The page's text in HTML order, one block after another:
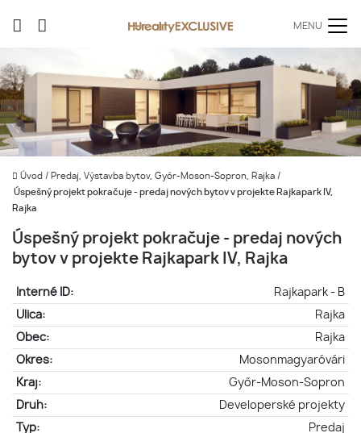
MENU
Úvod / Predaj, Výstavba bytov, Győr-Moson-Sopron, Rajka /
Úspešný projekt pokračuje - predaj nových bytov v projekte Rajkapark IV,
Rajka
Úspešný projekt pokračuje - predaj nových
bytov v projekte Rajkapark IV, Rajka
Interné ID:
Rajkapark - B
Ulica:
Rajka
Obec:
Rajka
Okres:
Mosonmagyaróvári
Kraj:
Győr-Moson-Sopron
Druh:
Developerské projekty
Typ:
Predaj